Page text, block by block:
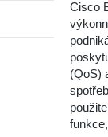
Cisco
(QoS)